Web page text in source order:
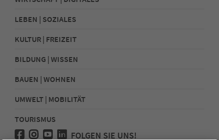
LEBEN | SOZIALES
KULTUR | FREIZEIT
BILDUNG | WISSEN
BAUEN | WOHNEN
UMWELT | MOBILITÄT
TOURISMUS
FOLGEN SIE UNS!